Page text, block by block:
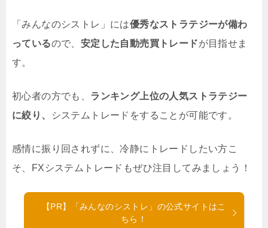
「みんなのシストレ」には優秀なストラテジーが備わ
っているので、 安定した自動売買トレードが目指せま
す。
初心者の方でも、 ランキング上位の人気ストラテジー
に絞り、
システムトレードをすることが可能です。
感情に振り回されずに、冷静にトレードしたい方こ
そ、FXシステムトレードもぜひ注目してみましょう！
【PR】「みんなのシストレ」の公式サイトはこ
ちら！